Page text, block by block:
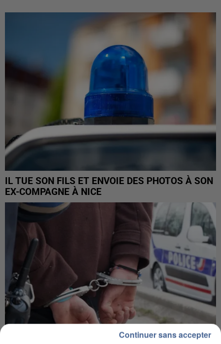
IL TUE SON FILS ET ENVOIE DES PHOTOS À SON
EX-COMPAGNE À NICE
Continuer sans accepter